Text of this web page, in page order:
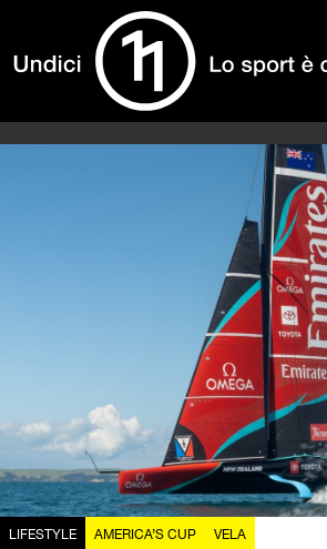
LIFESTYLE AMERICA’S CUP VELA